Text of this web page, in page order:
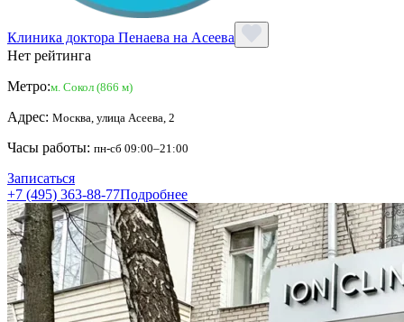
Клиника доктора Пенаева на Асеева
Нет рейтинга
Метро:м. Сокол (866 м)
Адрес: Москва, улица Асеева, 2
Часы работы: пн-сб 09:00–21:00
Записаться
+7 (495) 363-88-77Подробнее